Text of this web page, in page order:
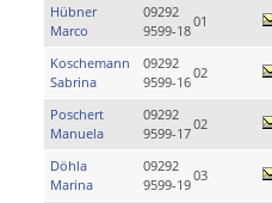
Hübner
Marco
09292
9599-18
01
Koschemann
Sabrina
09292
9599-16
02
Poschert
Manuela
09292
9599-17
02
Döhla
Marina
09292
9599-19
03